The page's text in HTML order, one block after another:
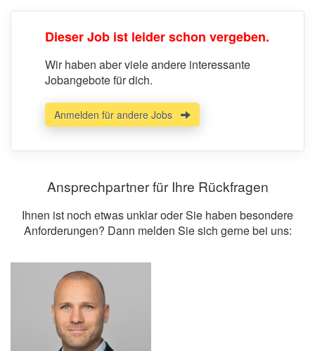
Dieser Job ist leider schon vergeben.
Wir haben aber viele andere interessante
Jobangebote für dich.
Anmelden für andere Jobs
Ansprechpartner für Ihre Rückfragen
Ihnen ist noch etwas unklar oder Sie haben besondere
Anforderungen? Dann melden Sie sich gerne bei uns: